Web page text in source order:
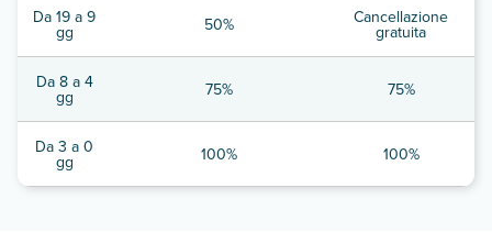
Da 19 a 9
gg 50% Cancellazione
gratuita
Da 8 a 4
gg 75% 75%
Da 3 a 0
gg 100% 100%